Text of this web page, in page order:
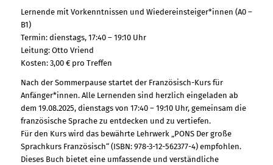
Lernende mit Vorkenntnissen und Wiedereinsteiger*innen (A0 –
B1)
Termin: dienstags, 17:40 – 19:10 Uhr
Leitung: Otto Vriend
Kosten: 3,00 € pro Treffen
Nach der Sommerpause startet der Französisch-Kurs für
Anfänger*innen. Alle Lernenden sind herzlich eingeladen ab
dem 19.08.2025, dienstags von 17:40 – 19:10 Uhr, gemeinsam die
französische Sprache zu entdecken und zu vertiefen.
Für den Kurs wird das bewährte Lehrwerk „PONS Der große
Sprachkurs Französisch“ (ISBN: 978-3-12-562377-4) empfohlen.
Dieses Buch bietet eine umfassende und verständliche